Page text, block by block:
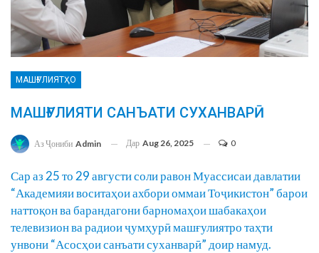
МАШҒУЛИЯТҲО
МАШҒУЛИЯТИ САНЪАТИ СУХАНВАРӢ
Аз Ҷониби Admin Дар Aug 26, 2025 0
Сар аз 25 то 29 августи соли равон Муассисаи давлатии
“Академияи воситаҳои ахбори оммаи Тоҷикистон” барои
наттоқон ва барандагони барномаҳои шабакаҳои
телевизион ва радиои ҷумҳурӣ машғулиятро таҳти
унвони “Асосҳои санъати суханварӣ” доир намуд.